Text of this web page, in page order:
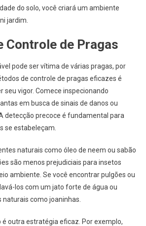
do solo, você criará um ambiente
jardim.
Controle de Pragas
pode ser vítima de várias pragas, por
de controle de pragas eficazes é
seu vigor. Comece inspecionando
em busca de sinais de danos ou
detecção precoce é fundamental para
se estabeleçam.
naturais como óleo de neem ou sabão
são menos prejudiciais para insetos
ambiente. Se você encontrar pulgões ou
los com um jato forte de água ou
como joaninhas.
é outra estratégia eficaz. Por exemplo,